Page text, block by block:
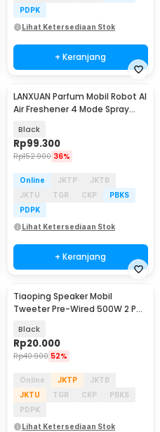
PDPK
Lihat Ketersediaan Stok
+ Keranjang
LANXUAN Parfum Mobil Robot AI
Air Freshener 4 Mode Spray
Black
Rp99.300
Rp152.900 36%
Online JKTP
JKTB
JKTU
TGR CKP
PBKS
PDPK
Lihat Ketersediaan Stok
+ Keranjang
Tiaoping Speaker Mobil
Tweeter Pre-Wired 500W 2 PCS
Black
Rp20.000
Rp40.900 52%
Online JKTP
JKTB
JKTU
TGR CKP
PBKS
PDPK
Lihat Ketersediaan Stok